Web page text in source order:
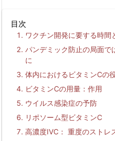
目次
ワクチン開発に要する時間
パンデミック防止の局面で
に
体内におけるビタミンCの
ビタミンCの用量：作用
ウイルス感染症の予防
リポソーム型ビタミンC
高濃度IVC ： 重度のストレ